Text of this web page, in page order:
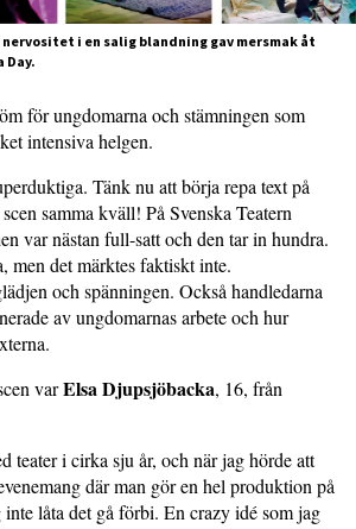
i en salig blandning gav mersmak åt
Day.
för ungdomarna och stämningen som
intensiva helgen.
Tänk nu att börja repa text på
samma kväll! På Svenska Teatern
var nästan full-satt och den tar in hundra.
men det märktes faktiskt inte.
och spänningen. Också handledarna
av ungdomarnas arbete och hur
varElsa Djupsjöbacka, 16, från
teater i cirka sju år, och när jag hörde att
där man gör en hel produktion på
låta det gå förbi. En crazy idé som jag